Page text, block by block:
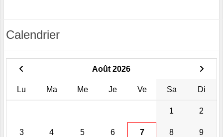
Calendrier
Août 2026
Lu Ma Me Je Ve Sa Di
1 2
3 4 5 6 7 8 9